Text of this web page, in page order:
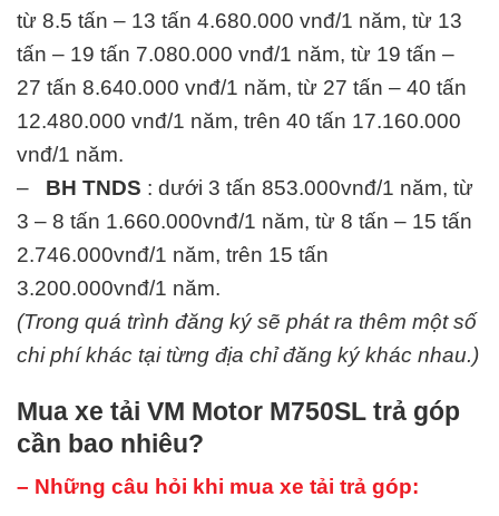
từ 8.5 tấn – 13 tấn 4.680.000 vnđ/1 năm, từ 13
tấn – 19 tấn 7.080.000 vnđ/1 năm, từ 19 tấn –
27 tấn 8.640.000 vnđ/1 năm, từ 27 tấn – 40 tấn
12.480.000 vnđ/1 năm, trên 40 tấn 17.160.000
vnđ/1 năm.
– BH TNDS : dưới 3 tấn 853.000vnđ/1 năm, từ
3 – 8 tấn 1.660.000vnđ/1 năm, từ 8 tấn – 15 tấn
2.746.000vnđ/1 năm, trên 15 tấn
3.200.000vnđ/1 năm.
(Trong quá trình đăng ký sẽ phát ra thêm một số
chi phí khác tại từng địa chỉ đăng ký khác nhau.)
Mua xe tải VM Motor M750SL trả góp
cần bao nhiêu?
– Những câu hỏi khi mua xe tải trả góp: